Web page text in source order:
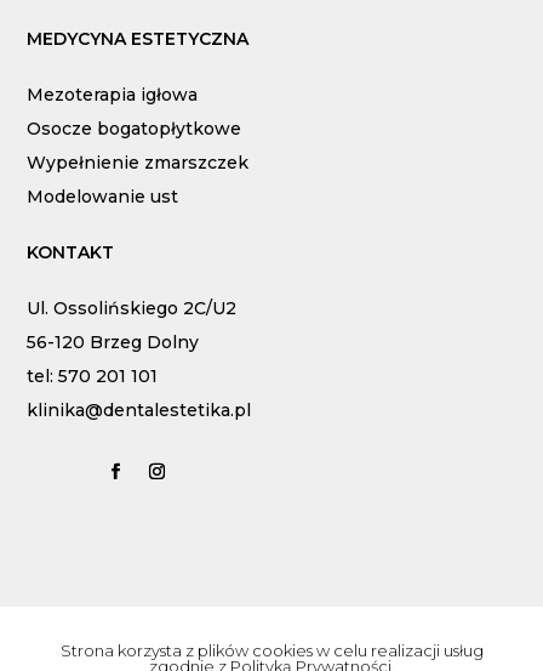
MEDYCYNA ESTETYCZNA
Mezoterapia igłowa
Osocze bogatopłytkowe
Wypełnienie zmarszczek
Modelowanie ust
KONTAKT
Ul. Ossolińskiego 2C/U2
56-120 Brzeg Dolny
tel: 570 201 101
klinika@dentalestetika.pl
Strona korzysta z plików cookies w celu realizacji usług
zgodnie z Polityką Prywatności.